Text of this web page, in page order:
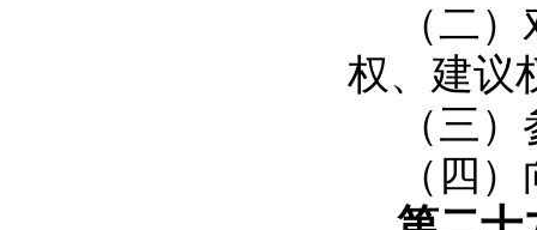
（二
权、建议
（三
（四